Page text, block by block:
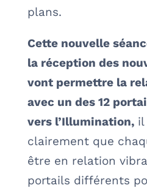
plans.
Cette nouvelle
la réception des
vont permettre la
avec un des 12
vers l’Illumination, il
clairement que
être en relation
portails différents